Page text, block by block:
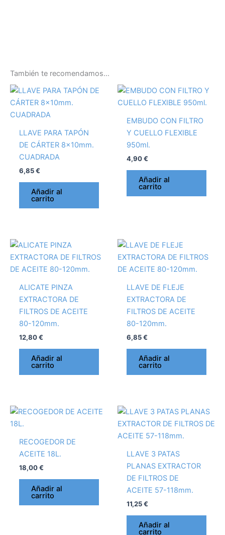
También te recomendamos…
LLAVE PARA TAPÓN
DE CÁRTER 8x10mm.
CUADRADA
6,85€
Añadir al
carrito
EMBUDO CON FILTRO
Y CUELLO FLEXIBLE
950ml.
4,90€
Añadir al
carrito
ALICATE PINZA
EXTRACTORA DE
FILTROS DE ACEITE
80-120mm.
12,80€
Añadir al
carrito
LLAVE DE FLEJE
EXTRACTORA DE
FILTROS DE ACEITE
80-120mm.
6,85€
Añadir al
carrito
RECOGEDOR DE
ACEITE 18L.
18,00€
Añadir al
carrito
LLAVE 3 PATAS
PLANAS EXTRACTOR
DE FILTROS DE
ACEITE 57-118mm.
11,25€
Añadir al
carrito